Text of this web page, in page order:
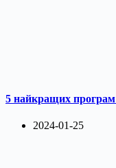
5 найкращих
2024-01-25